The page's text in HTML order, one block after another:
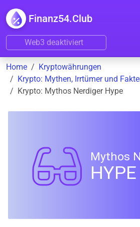
Finanz54.Club
Web3 deaktiviert
Home
Kryptowährungen
Krypto: Mythen, Irrtümer und
Krypto: Mythos Nerdiger Hype